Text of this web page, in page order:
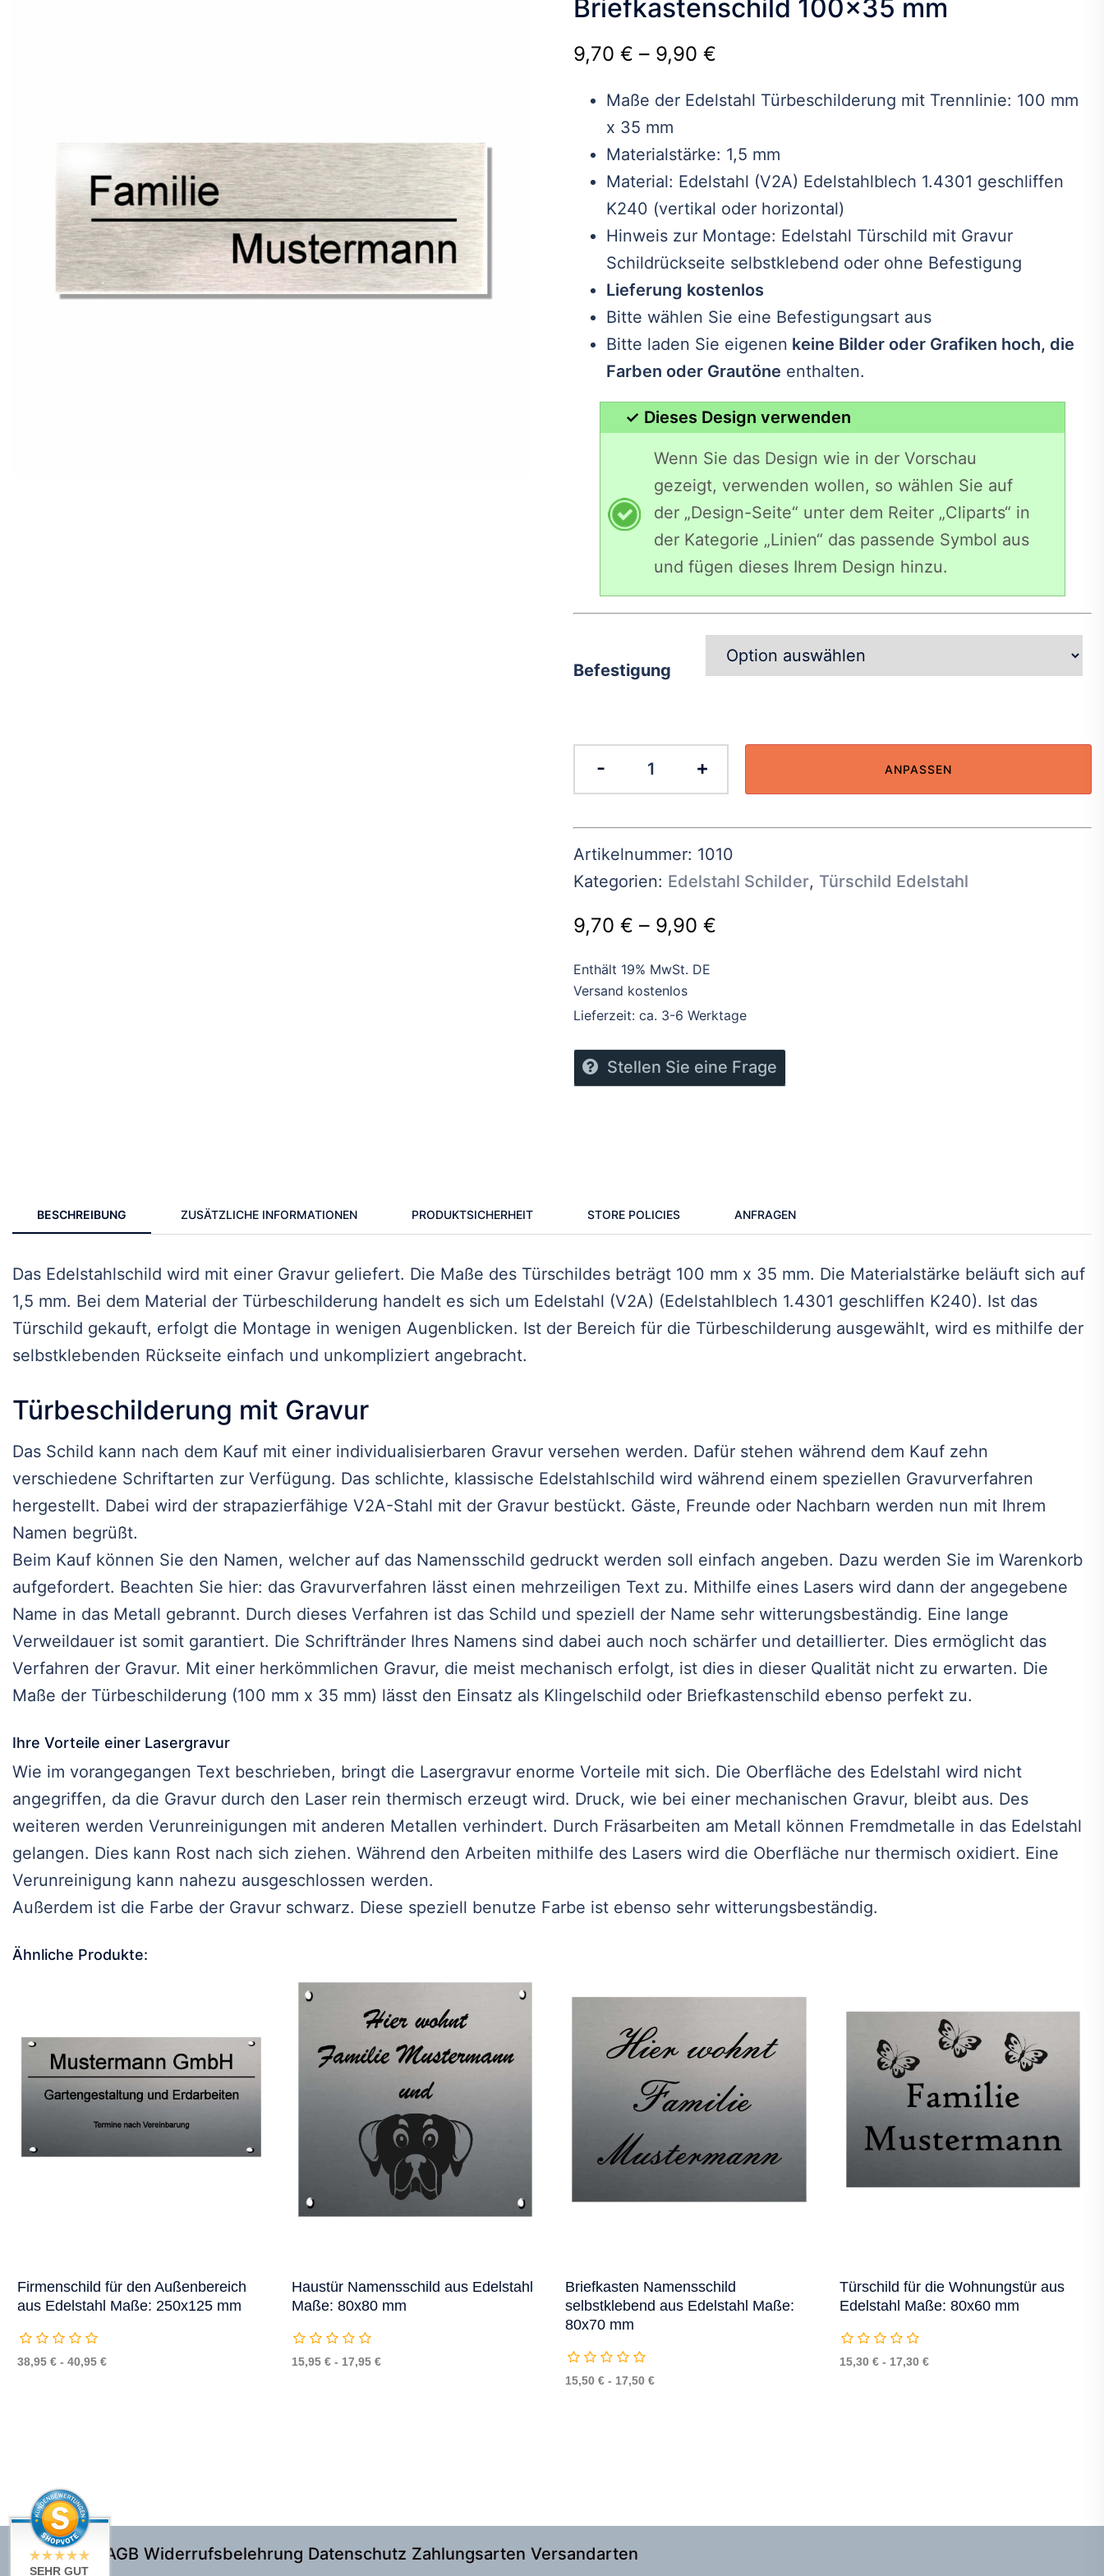
Briefkastenschild 100×35 mm
9,70€ – 9,90€
9,70 €
9,90 €
Maße der Edelstahl Türbeschilderung mit Trennlinie: 100 mm
x 35 mm
Materialstärke: 1,5 mm
Material: Edelstahl (V2A) Edelstahlblech 1.4301 geschliffen
K240 (vertikal oder horizontal)
Hinweis zur Montage: Edelstahl Türschild mit Gravur
Schildrückseite selbstklebend oder ohne Befestigung
Lieferung kostenlos
Bitte wählen Sie eine Befestigungsart aus
Bitte laden Sie eigenen keine Bilder oder Grafiken hoch, die
Farben oder Grautöne enthalten.
✓ Dieses Design verwenden
Wenn Sie das Design wie in der Vorschau
gezeigt, verwenden wollen, so wählen Sie auf
der „Design-Seite“ unter dem Reiter „Cliparts“ in
der Kategorie „Linien“ das passende Symbol aus
und fügen dieses Ihrem Design hinzu.
Befestigung
-
Edelstahl
100x35
mm
Menge
+ ANPASSEN
Artikelnummer: 1010
Kategorien: Edelstahl Schilder, Türschild Edelstahl
9,70€ – 9,90€
9,90 €
Enthält 19% MwSt. DE
Versand kostenlos
Lieferzeit: ca. 3-6 Werktage
Stellen Sie eine Frage
BESCHREIBUNG ZUSÄTZLICHE INFORMATIONEN PRODUKTSICHERHEIT STORE POLICIES ANFRAGEN
Das Edelstahlschild wird mit einer Gravur geliefert. Die Maße des Türschildes beträgt 100 mm x 35 mm. Die Materialstärke beläuft sich auf
1,5 mm. Bei dem Material der Türbeschilderung handelt es sich um Edelstahl (V2A) (Edelstahlblech 1.4301 geschliffen K240). Ist das
Türschild gekauft, erfolgt die Montage in wenigen Augenblicken. Ist der Bereich für die Türbeschilderung ausgewählt, wird es mithilfe der
selbstklebenden Rückseite einfach und unkompliziert angebracht.
Türbeschilderung mit Gravur
Das Schild kann nach dem Kauf mit einer individualisierbaren Gravur versehen werden. Dafür stehen während dem Kauf zehn
verschiedene Schriftarten zur Verfügung. Das schlichte, klassische Edelstahlschild wird während einem speziellen Gravurverfahren
hergestellt. Dabei wird der strapazierfähige V2A-Stahl mit der Gravur bestückt. Gäste, Freunde oder Nachbarn werden nun mit Ihrem
Namen begrüßt.
Beim Kauf können Sie den Namen, welcher auf das Namensschild gedruckt werden soll einfach angeben. Dazu werden Sie im Warenkorb
aufgefordert. Beachten Sie hier: das Gravurverfahren lässt einen mehrzeiligen Text zu. Mithilfe eines Lasers wird dann der angegebene
Name in das Metall gebrannt. Durch dieses Verfahren ist das Schild und speziell der Name sehr witterungsbeständig. Eine lange
Verweildauer ist somit garantiert. Die Schriftränder Ihres Namens sind dabei auch noch schärfer und detaillierter. Dies ermöglicht das
Verfahren der Gravur. Mit einer herkömmlichen Gravur, die meist mechanisch erfolgt, ist dies in dieser Qualität nicht zu erwarten. Die
Maße der Türbeschilderung (100 mm x 35 mm) lässt den Einsatz als Klingelschild oder Briefkastenschild ebenso perfekt zu.
Ihre Vorteile einer Lasergravur
Wie im vorangegangen Text beschrieben, bringt die Lasergravur enorme Vorteile mit sich. Die Oberfläche des Edelstahl wird nicht
angegriffen, da die Gravur durch den Laser rein thermisch erzeugt wird. Druck, wie bei einer mechanischen Gravur, bleibt aus. Des
weiteren werden Verunreinigungen mit anderen Metallen verhindert. Durch Fräsarbeiten am Metall können Fremdmetalle in das Edelstahl
gelangen. Dies kann Rost nach sich ziehen. Während den Arbeiten mithilfe des Lasers wird die Oberfläche nur thermisch oxidiert. Eine
Verunreinigung kann nahezu ausgeschlossen werden.
Außerdem ist die Farbe der Gravur schwarz. Diese speziell benutze Farbe ist ebenso sehr witterungsbeständig.
Ähnliche Produkte:
Firmenschild für den Außenbereich
aus Edelstahl Maße: 250x125 mm
38,95 € - 40,95 €
Haustür Namensschild aus Edelstahl
Maße: 80x80 mm
15,95 € - 17,95 €
Briefkasten Namensschild
selbstklebend aus Edelstahl Maße:
80x70 mm
15,50 € - 17,50 €
Türschild für die Wohnungstür aus
Edelstahl Maße: 80x60 mm
15,30 € - 17,30 €
Impressum AGB Widerrufsbelehrung Datenschutz Zahlungsarten Versandarten
SEHR GUT